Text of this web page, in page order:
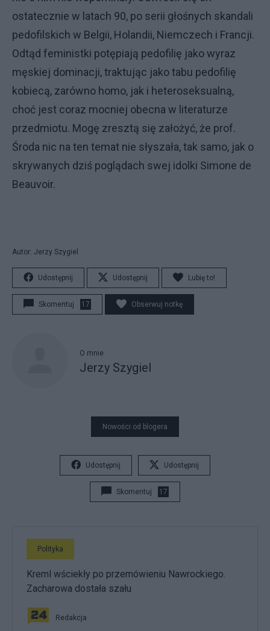
ostatecznie w latach 90, po serii głośnych skandali
pedofilskich w Belgii, Holandii, Niemczech i Francji.
Odtąd feministki potępiają pedofilię jako wyraz
męskiej dominacji, traktując jako tabu pedofilię
kobiecą, zarówno homo, jak i heteroseksualną,
choć jest coraz mocniej obecna w literaturze
przedmiotu. Mogę zresztą się założyć, że prof.
Środa nic na ten temat nie słyszała, tak samo, jak o
skrywanych dziś poglądach swej idolki Simone de
Beauvoir.
Autor: Jerzy Szygiel
Udostępnij Udostępnij Lubię to!
Skomentuj 17 Obserwuj notkę
O mnie
Jerzy Szygiel
Nowości od blogera
Udostępnij Udostępnij
Skomentuj 17
Polityka
Kreml wściekły po przemówieniu Nawrockiego.
Zacharowa dostała szału
Redakcja